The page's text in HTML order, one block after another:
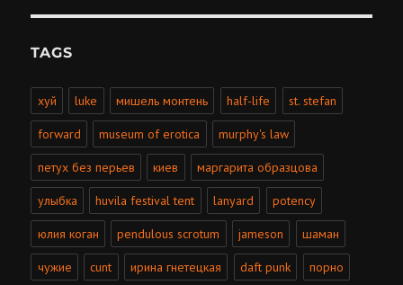
TAGS
хуй luke мишель монтень half-life st. stefan
forward museum of erotica murphy's law
петух без перьев киев маргарита образцова
улыбка huvila festival tent lanyard potency
юлия коган pendulous scrotum jameson шаман
чужие cunt ирина гнетецкая daft punk порно